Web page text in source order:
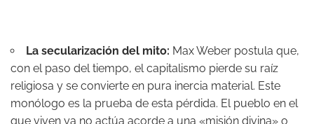
La secularización del mito: Max Weber postula que,
con el paso del tiempo, el capitalismo pierde su raíz
religiosa y se convierte en pura inercia material. Este
monólogo es la prueba de esta pérdida. El pueblo en el
que viven ya no actúa acorde a una «misión divina» o